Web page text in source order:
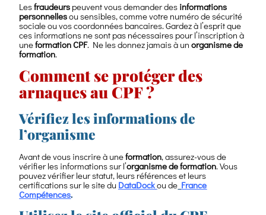
Lesfraudeurs peuvent vous demander des informations
personnellesou sensibles, comme votre numéro de sécurité
sociale ou vos coordonnées bancaires. Gardez à l’esprit que
ces informations ne sont pas nécessaires pour l’inscription à
uneformation CPF. Ne les donnez jamais à unorganisme de
formation.
Comment se protéger des
arnaques au CPF ?
Vérifiez les informations de
l’organisme
Avant de vous inscrire à uneformation, assurez-vous de
vérifier les informations sur l’organisme de formation. Vous
pouvez vérifier leur statut, leurs références et leurs
certifications sur le site du DataDockou de France
Compétences.